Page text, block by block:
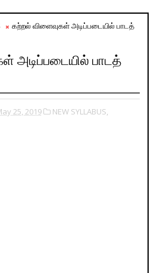
கற்றல் விளைவுகள் அடிப்படையில் பாடத்
அடிப்படையில் பாடத்
25, 2019 NEW SYLLABUS,